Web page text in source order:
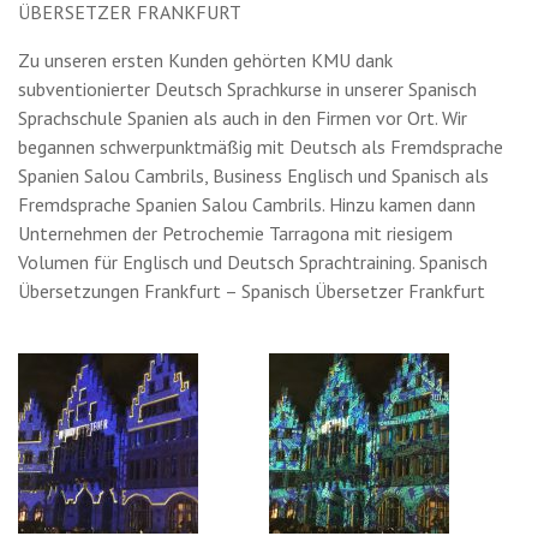
ÜBERSETZER FRANKFURT
Zu unseren ersten Kunden gehörten KMU dank
subventionierter Deutsch Sprachkurse in unserer Spanisch
Sprachschule Spanien als auch in den Firmen vor Ort. Wir
begannen schwerpunktmäßig mit Deutsch als Fremdsprache
Spanien Salou Cambrils, Business Englisch und Spanisch als
Fremdsprache Spanien Salou Cambrils. Hinzu kamen dann
Unternehmen der Petrochemie Tarragona mit riesigem
Volumen für Englisch und Deutsch Sprachtraining. Spanisch
Übersetzungen Frankfurt – Spanisch Übersetzer Frankfurt